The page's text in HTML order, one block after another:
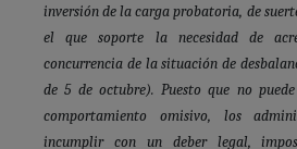
inversión de la carga probatoria, de
el que soporte la necesidad de
concurrencia de la situación de
de 5 de octubre). Puesto que no
comportamiento omisivo, los
incumplir con un deber legal,